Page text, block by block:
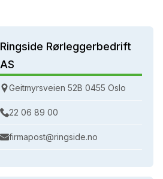
Ringside Rørleggerbedrift
AS
Geitmyrsveien 52B 0455 Oslo
22 06 89 00
firmapost@ringside.no